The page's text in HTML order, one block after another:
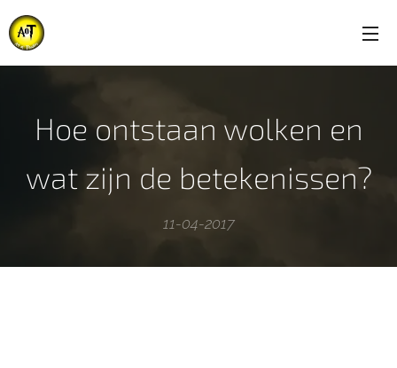
Hoe ontstaan wolken en
wat zijn de betekenissen?
11-04-2017